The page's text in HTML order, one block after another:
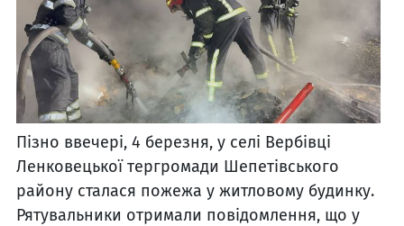
Пізно ввечері, 4 березня, у селі Вербівці
Ленковецької тергромади Шепетівського
району сталася пожежа у житловому будинку.
Рятувальники отримали повідомлення, що у